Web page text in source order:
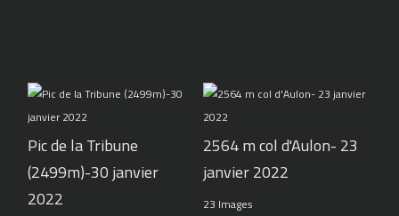
Pic de la Tribune
(2499m)-30 janvier
2022
2564 m col d'Aulon- 23
janvier 2022
23 Images